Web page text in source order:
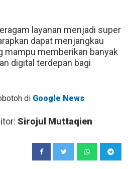
layanan menjadi super
dapat menjangkau
mampu memberikan banyak
digital terdepan bagi
di Google News
Sirojul Muttaqien